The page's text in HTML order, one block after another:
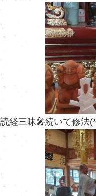
読経三昧🎤続いて修法